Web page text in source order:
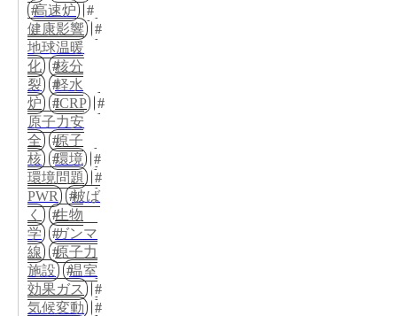
高速炉
健康影響
地球温暖
化
核分
裂
軽水
炉
ICRP
原子力安
全
原子
核
環境
環境問題
PWR
被ば
く
生物
学
ガンマ
線
原子力
施設
温室
効果ガス
気候変動